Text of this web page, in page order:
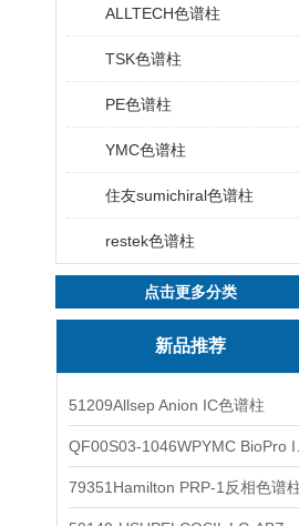
ALLTECH色谱柱
TSK色谱柱
PE色谱柱
YMC色谱柱
住友sumichiral色谱柱
restek色谱柱
点击更多分类
新品推荐
51209Allsep Anion IC色谱柱
79351Hamilton PRP-1反相色谱